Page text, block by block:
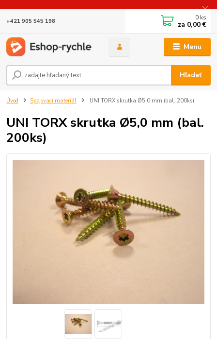
Menu
Hľadať
+421 905 545 198 0 ks
za 0,00 €
Úvod Spojovací materiál UNI TORX skrutka Ø5,0 mm (bal. 200ks)
UNI TORX skrutka Ø5,0 mm (bal.
200ks)